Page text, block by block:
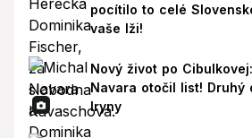
pocítilo to celé
vaše lži!
Nový život po
Navara otočil list! Druhý
Iryny